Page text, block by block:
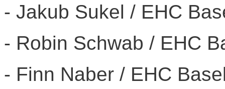
- Jakub Sukel / EHC
- Robin Schwab / EHC
- Finn Naber / EHC